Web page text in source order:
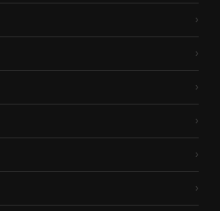
›
›
›
›
›
›